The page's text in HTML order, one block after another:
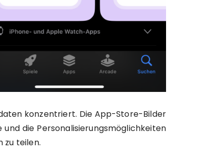
konzentriert. Die App-Store-Bilder
die Personalisierungsmöglichkeiten
zu teilen.